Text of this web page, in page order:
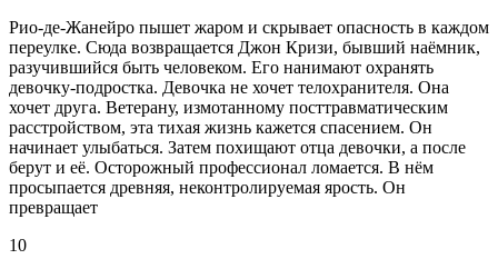
Рио-де-Жанейро пышет жаром и скрывает опасность в каждом
переулке. Сюда возвращается Джон Кризи, бывший наёмник,
разучившийся быть человеком. Его нанимают охранять
девочку-подростка. Девочка не хочет телохранителя. Она
хочет друга. Ветерану, измотанному посттравматическим
расстройством, эта тихая жизнь кажется спасением. Он
начинает улыбаться. Затем похищают отца девочки, а после
берут и её. Осторожный профессионал ломается. В нём
просыпается древняя, неконтролируемая ярость. Он
превращает
10